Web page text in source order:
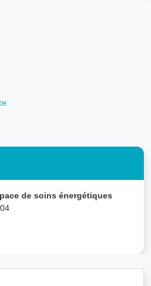
de soins énergétiques